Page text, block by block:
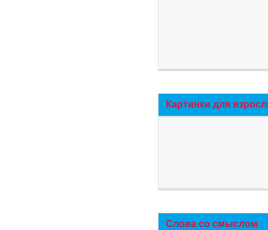
Картинки для
Слова со смыслом